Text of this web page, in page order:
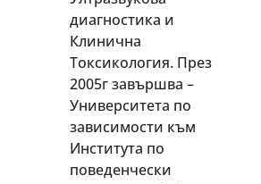
диагностика и
Клинична
Токсикология. През
2005г завършва –
Университета по
зависимости към
Института по
поведенчески